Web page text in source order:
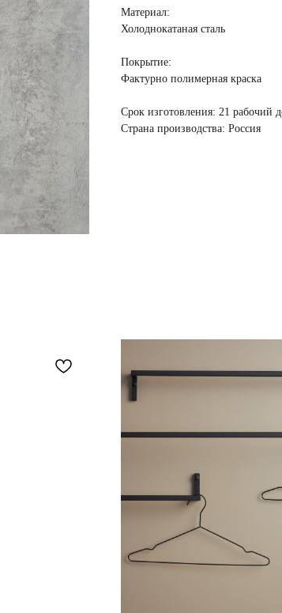
Материал:
Холоднокатаная сталь
Покрытие:
Фактурно полимерная краска
Срок изготовления: 21 рабочий
Страна производства: Россия